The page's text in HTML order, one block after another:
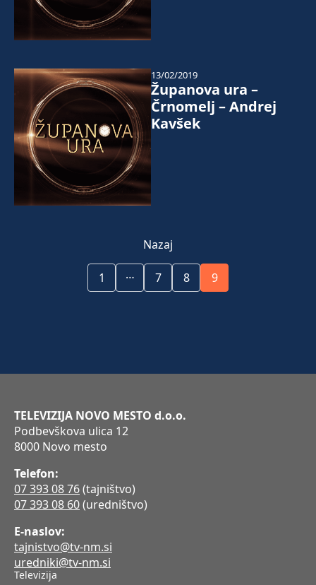
Županova ura –
Črnomelj – Andrej
Kavšek
13/02/2019
Nazaj
1 … 7 8 9
TELEVIZIJA NOVO MESTO d.o.o.
Podbevškova ulica 12
8000 Novo mesto
Telefon:
07 393 08 76(tajništvo)
07 393 08 60(uredništvo)
E-naslov:
tajnistvo@tv-nm.si
uredniki@tv-nm.si
Televizija